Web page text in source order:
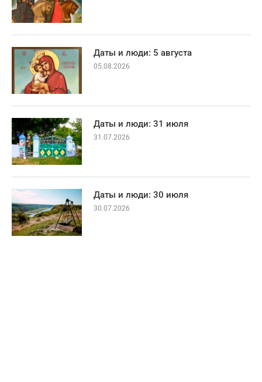
Даты и люди: 5 августа
05.08.2026
Даты и люди: 31 июля
31.07.2026
Даты и люди: 30 июля
30.07.2026